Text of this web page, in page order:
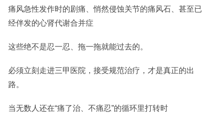
痛风急性发作时的剧痛、悄然侵蚀关节的痛风石、甚至已
经伴发的心肾代谢合并症
这些绝不是忍一忍、拖一拖就能过去的。
必须立刻走进三甲医院，接受规范治疗，才是真正的出
路。
当无数人还在“痛了治、不痛忍”的循环里打转时